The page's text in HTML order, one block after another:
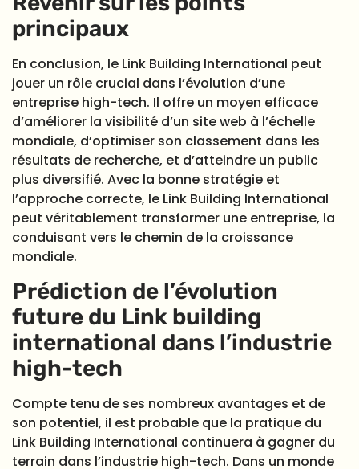
principaux
En conclusion, le Link Building International peut
jouer un rôle crucial dans l’évolution d’une
entreprise high-tech. Il offre un moyen efficace
d’améliorer la visibilité d’un site web à l’échelle
mondiale, d’optimiser son classement dans les
résultats de recherche, et d’atteindre un public
plus diversifié. Avec la bonne stratégie et
l’approche correcte, le Link Building International
peut véritablement transformer une entreprise, la
conduisant vers le chemin de la croissance
mondiale.
Prédiction de l’évolution
future du Link building
international dans l’industrie
high-tech
Compte tenu de ses nombreux avantages et de
son potentiel, il est probable que la pratique du
Link Building International continuera à gagner du
terrain dans l’industrie high-tech. Dans un monde